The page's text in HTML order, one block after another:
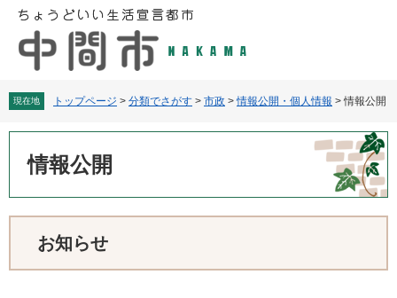
文
へ
現在地 トップページ > 分類でさがす > 市政 >情報公開・個人情報 >情報公開
情報公開
お知らせ